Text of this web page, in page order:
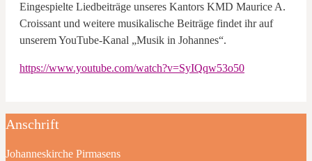
Eingespielte Liedbeiträge unseres Kantors KMD Maurice A.
Croissant und weitere musikalische Beiträge findet ihr auf
unserem YouTube-Kanal „Musik in Johannes“.
https://www.youtube.com/watch?v=SyIQqw53o50
Anschrift
Johanneskirche Pirmasens